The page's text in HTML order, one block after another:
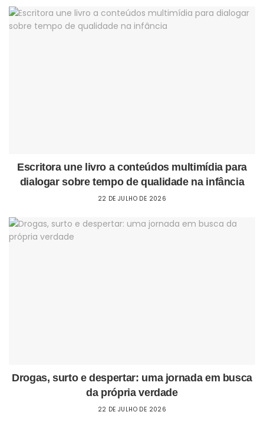
Escritora une livro a conteúdos multimídia para
dialogar sobre tempo de qualidade na infância
22 DE JULHO DE 2026
Drogas, surto e despertar: uma jornada em busca
da própria verdade
22 DE JULHO DE 2026